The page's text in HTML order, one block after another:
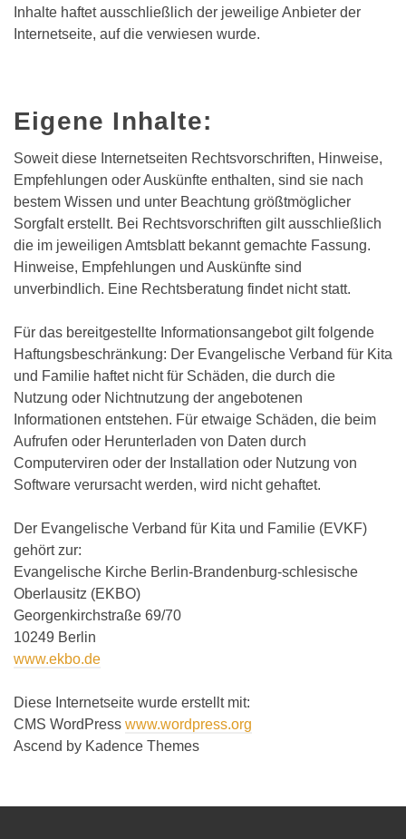
Inhalte haftet ausschließlich der jeweilige Anbieter der
Internetseite, auf die verwiesen wurde.
Eigene Inhalte:
Soweit diese Internetseiten Rechtsvorschriften, Hinweise,
Empfehlungen oder Auskünfte enthalten, sind sie nach
bestem Wissen und unter Beachtung größtmöglicher
Sorgfalt erstellt. Bei Rechtsvorschriften gilt ausschließlich
die im jeweiligen Amtsblatt bekannt gemachte Fassung.
Hinweise, Empfehlungen und Auskünfte sind
unverbindlich. Eine Rechtsberatung findet nicht statt.
Für das bereitgestellte Informationsangebot gilt folgende
Haftungsbeschränkung: Der Evangelische Verband für Kita
und Familie haftet nicht für Schäden, die durch die
Nutzung oder Nichtnutzung der angebotenen
Informationen entstehen. Für etwaige Schäden, die beim
Aufrufen oder Herunterladen von Daten durch
Computerviren oder der Installation oder Nutzung von
Software verursacht werden, wird nicht gehaftet.
Der Evangelische Verband für Kita und Familie (EVKF)
gehört zur:
Evangelische Kirche Berlin-Brandenburg-schlesische
Oberlausitz (EKBO)
Georgenkirchstraße 69/70
10249 Berlin
www.ekbo.de
Diese Internetseite wurde erstellt mit:
CMS WordPress www.wordpress.org
Ascend by Kadence Themes